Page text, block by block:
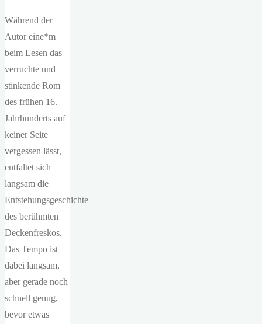
Während der
Autor eine*m
beim Lesen das
verruchte und
stinkende Rom
des frühen 16.
Jahrhunderts auf
keiner Seite
vergessen lässt,
entfaltet sich
langsam die
Entstehungsgeschichte
des berühmten
Deckenfreskos.
Das Tempo ist
dabei langsam,
aber gerade noch
schnell genug,
bevor etwas